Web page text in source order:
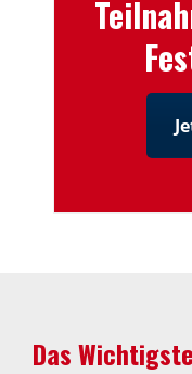
Das